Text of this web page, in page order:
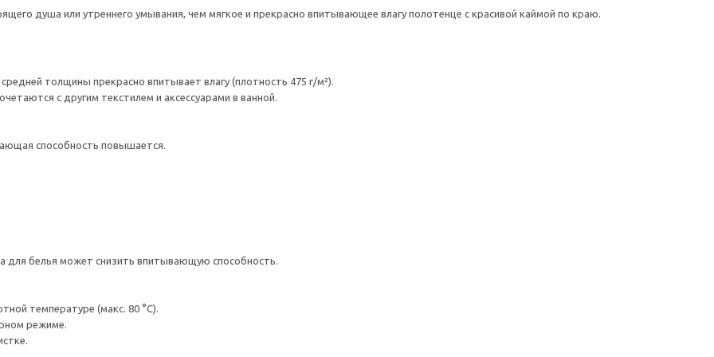
душа или утреннего умывания, чем мягкое и прекрасно впитывающее влагу полотенце с красивой каймой по краю.
толщины прекрасно впитывает влагу (плотность 475 г/м²).
с другим текстилем и аксессуарами в ванной.
способность повышается.
для белья может снизить впитывающую способность.
температуре (макс. 80 °C).
режиме.